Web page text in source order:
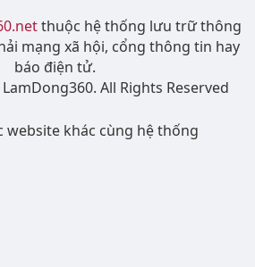
thuộc hệ thống lưu trữ thông
mạng xã hội, cổng thông tin hay
báo điện tử.
All Rights Reserved
website khác cùng hệ thống